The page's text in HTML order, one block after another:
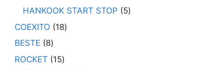
HANKOOK START STOP
5
COEXITO
18
BESTE
8
ROCKET
15